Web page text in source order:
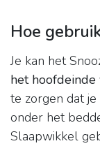
Hoe
Je kan het
het hoofdeinde
te zorgen dat
onder het
Slaapwikkel